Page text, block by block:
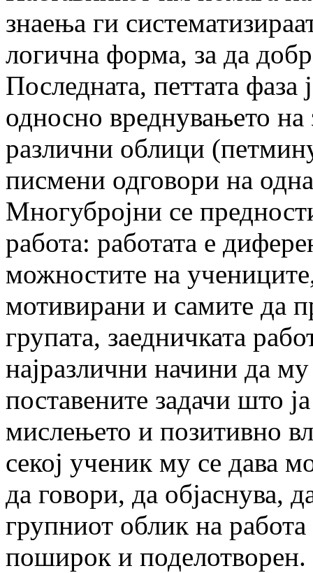
знаења ги
логична форма, за да
Последната, петтата фаза
односно вреднувањето на
различни облици
писмени одговори на
Многубројни се
работа: работата е
можностите на
мотивирани и самите да
групата, заедничката
најразлични начини да
поставените задачи што
мислењето и позитивно
секој ученик му се дава
да говори, да објаснува,
групниот облик на работа
поширок и поделотворен.